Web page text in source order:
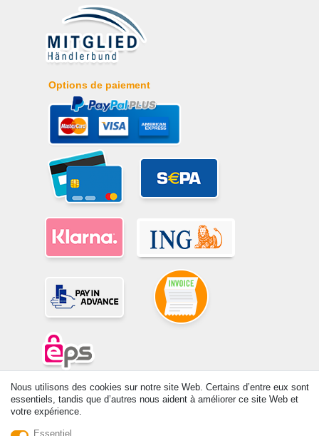
Options de paiement
© Copyright 2026 | Tous droits réservés. -Tous droits réservés – Les
prix indiqués par le Vendeur au moment de la commande sont libellés
en Euros TTC. Les conditions s’appliquent aux livraisons en France !
Nous utilisons des cookies sur notre site Web. Certains d’entre eux sont
essentiels, tandis que d’autres nous aident à améliorer ce site Web et
votre expérience.
Essentiel